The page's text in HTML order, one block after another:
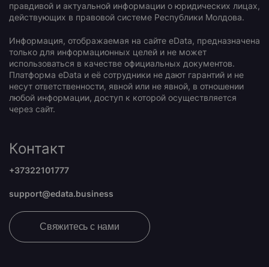
правдивой и актуальной информации о юридических лицах,
действующих в правовой системе Республики Молдова.
Информация, отображаемая на сайте eData, предназначена
только для информационных целей и не может
использоваться в качестве официальных документов.
Платформа eData и её сотрудники не дают гарантий и не
несут ответственности, явной или не явной, в отношении
любой информации, доступ к которой осуществляется
через сайт.
Контакт
+37322101777
support@edata.business
Свяжитесь с нами